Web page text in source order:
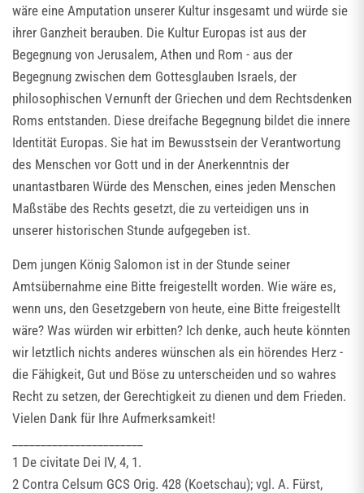
wäre eine Amputation unserer Kultur insgesamt und würde sie
ihrer Ganzheit berauben. Die Kultur Europas ist aus der
Begegnung von Jerusalem, Athen und Rom - aus der
Begegnung zwischen dem Gottesglauben Israels, der
philosophischen Vernunft der Griechen und dem Rechtsdenken
Roms entstanden. Diese dreifache Begegnung bildet die innere
Identität Europas. Sie hat im Bewusstsein der Verantwortung
des Menschen vor Gott und in der Anerkenntnis der
unantastbaren Würde des Menschen, eines jeden Menschen
Maßstäbe des Rechts gesetzt, die zu verteidigen uns in
unserer historischen Stunde aufgegeben ist.
Dem jungen König Salomon ist in der Stunde seiner
Amtsübernahme eine Bitte freigestellt worden. Wie wäre es,
wenn uns, den Gesetzgebern von heute, eine Bitte freigestellt
wäre? Was würden wir erbitten? Ich denke, auch heute könnten
wir letztlich nichts anderes wünschen als ein hörendes Herz -
die Fähigkeit, Gut und Böse zu unterscheiden und so wahres
Recht zu setzen, der Gerechtigkeit zu dienen und dem Frieden.
Vielen Dank für Ihre Aufmerksamkeit!
1 De civitate Dei IV, 4, 1.
2 Contra Celsum GCS Orig. 428 (Koetschau); vgl. A. Fürst,